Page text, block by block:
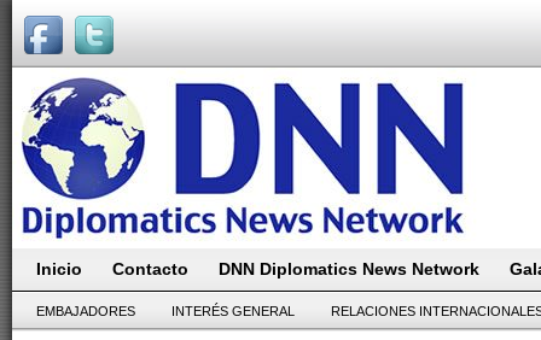
Inicio Contacto DNN Diplomatics News Network
EMBAJADORES INTERÉS GENERAL RELACIONES